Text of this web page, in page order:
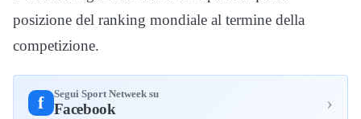
posizione del ranking mondiale al termine della
competizione.
f Segui Sport Netweek su
Facebook ›